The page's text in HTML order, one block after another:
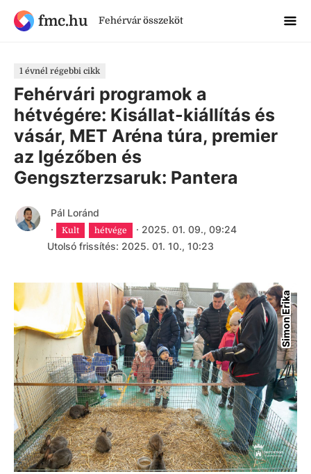
fmc.hu Fehérvár összeköt
1 évnél régebbi cikk
Fehérvári programok a
hétvégére: Kisállat-kiállítás és
vásár, MET Aréna túra, premier
az Igézőben és
Gengszterzsaruk: Pantera
Pál Loránd
·
Kult hétvége · 2025. 01. 09., 09:24
Utolsó frissítés: 2025. 01. 10., 10:23
Simon Erika